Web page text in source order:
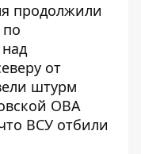
продолжили
от
штурм
ОВА
ВСУ отбили